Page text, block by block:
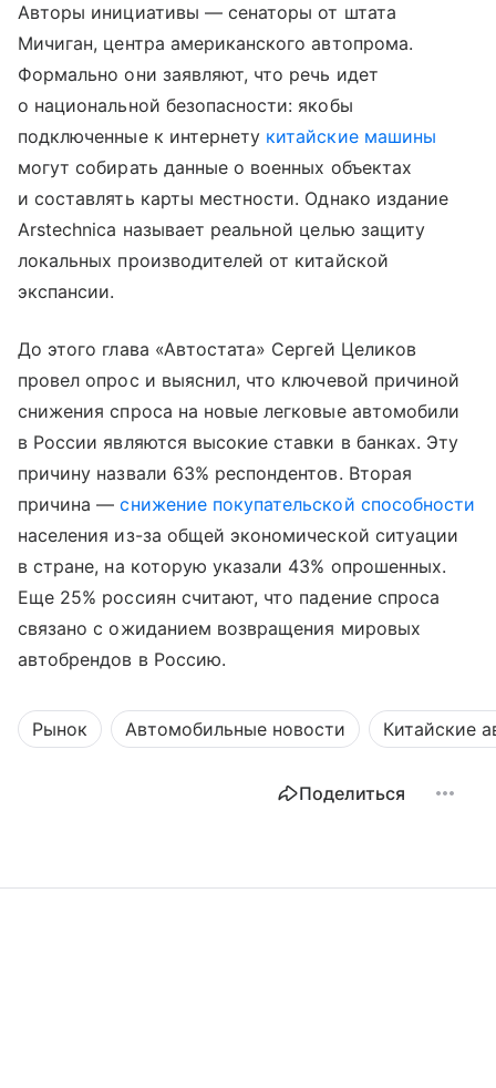
Авторы инициативы — сенаторы от штата
Мичиган, центра американского автопрома.
Формально они заявляют, что речь идет
о национальной безопасности: якобы
подключенные к интернету китайские машины
могут собирать данные о военных объектах
и составлять карты местности. Однако издание
Arstechnica называет реальной целью защиту
локальных производителей от китайской
экспансии.
До этого глава «Автостата» Сергей Целиков
провел опрос и выяснил, что ключевой причиной
снижения спроса на новые легковые автомобили
в России являются высокие ставки в банках. Эту
причину назвали 63% респондентов. Вторая
причина —снижение покупательской способности
населения из-за общей экономической ситуации
в стране, на которую указали 43% опрошенных.
Еще 25% россиян считают, что падение спроса
связано с ожиданием возвращения мировых
автобрендов в Россию.
Рынок Автомобильные новости Китайские
Поделиться